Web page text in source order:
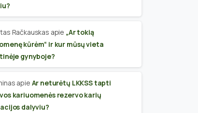
Račkauskas apie „Ar tokią
kūrėm“ ir kur mūsų vieta
gynyboje?
apie Ar neturėtų LKKSS tapti
kariuomenės rezervo karių
dalyviu?